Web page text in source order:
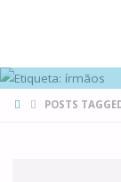
HOMEPOSTS